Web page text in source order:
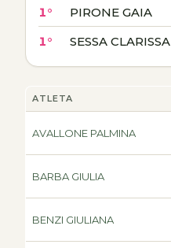
1° PIRONE GAIA
1° SESSA CLARISSA
ATLETA
AVALLONE PALMINA
BARBA GIULIA
BENZI GIULIANA